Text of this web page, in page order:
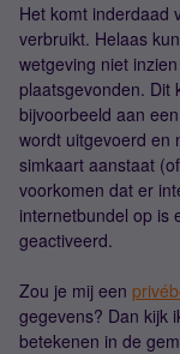
Het komt inderdaad
verbruikt. Helaas
wetgeving niet
plaatsgevonden. Dit
bijvoorbeeld aan
wordt uitgevoerd en
simkaart aanstaat
voorkomen dat er
internetbundel op is
geactiveerd.
Zou je mij een
gegevens? Dan kijk
betekenen in de